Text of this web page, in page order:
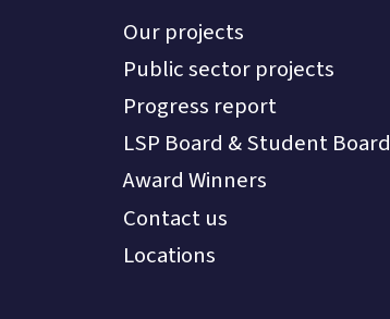
Our projects
Public sector projects
Progress report
LSP Board & Student Board
Award Winners
Contact us
Locations